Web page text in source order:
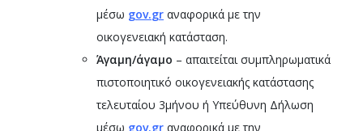
μέσω gov.gr αναφορικά με την
οικογενειακή κατάσταση.
Άγαμη/άγαμο – απαιτείται συμπληρωματικά
πιστοποιητικό οικογενειακής κατάστασης
τελευταίου 3μήνου ή Υπεύθυνη Δήλωση
μέσω gov.gr αναφορικά με την